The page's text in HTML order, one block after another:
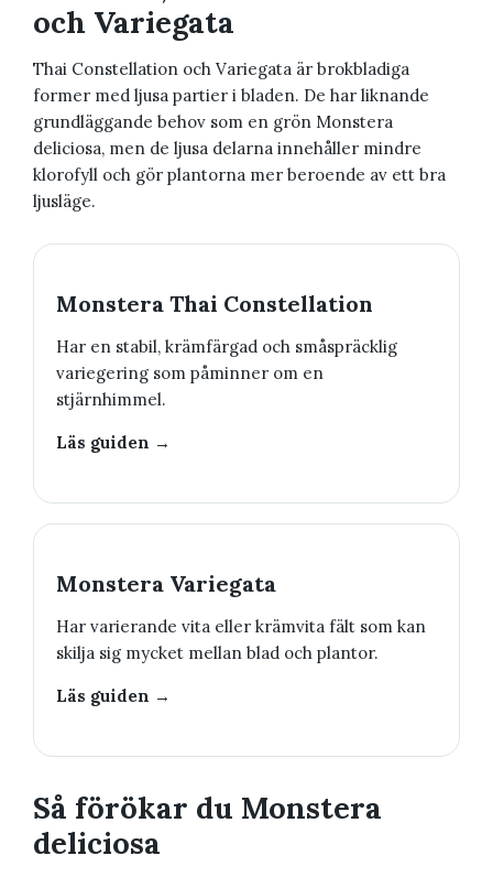
och Variegata
Thai Constellation och Variegata är brokbladiga
former med ljusa partier i bladen. De har liknande
grundläggande behov som en grön Monstera
deliciosa, men de ljusa delarna innehåller mindre
klorofyll och gör plantorna mer beroende av ett bra
ljusläge.
Monstera Thai Constellation
Har en stabil, krämfärgad och småspräcklig
variegering som påminner om en
stjärnhimmel.
Läs guiden →
Monstera Variegata
Har varierande vita eller krämvita fält som kan
skilja sig mycket mellan blad och plantor.
Läs guiden →
Så förökar du Monstera
deliciosa